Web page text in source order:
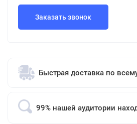
Заказать звонок
Быстрая доставка по
99% нашей аудитории